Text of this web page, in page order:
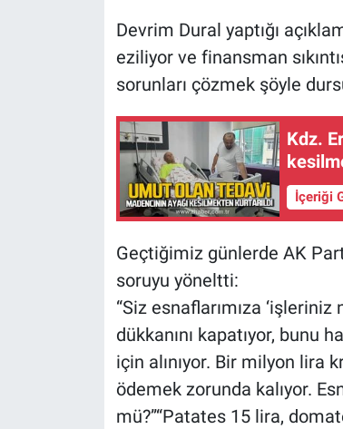
Devrim Dural yaptığı
eziliyor ve finansman
sorunları çözmek şöyle
Kdz.
İçeriği
Geçtiğimiz günlerde AK
soruyu yöneltti:
“Siz esnaflarımıza
dükkanını kapatıyor, bunu
için alınıyor. Bir milyon lira
ödemek zorunda kalıyor.
mü?”“Patates 15 lira,